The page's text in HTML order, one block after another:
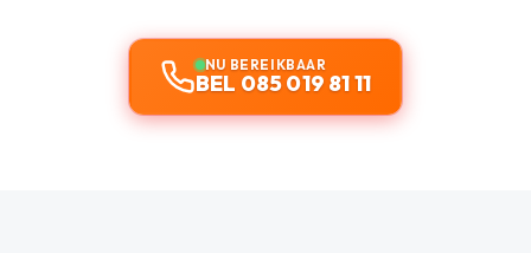
NU BEREIKBAAR
BEL 085 019 81 11